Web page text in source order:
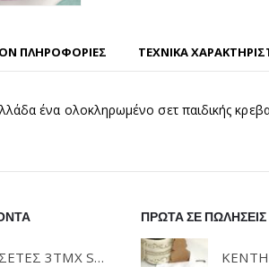
ΠΛΗΡΟΦΟΡΊΕΣ ΤΕΧΝΙΚΑ
ένα ολοκληρωμένο σετ παιδικής
ΣΕΤ ΠΕΤΣΕΤΕΣ 3ΤΜΧ SOFRANO CIELO GUY LAROCHE
ΠΡΩΤΑ ΣΕ ΠΩΛΗΣΕΙΣ